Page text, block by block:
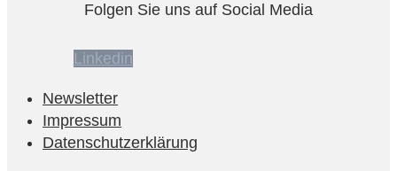
Folgen Sie uns auf Social Media
Linkedin
Newsletter
Impressum
Datenschutzerklärung